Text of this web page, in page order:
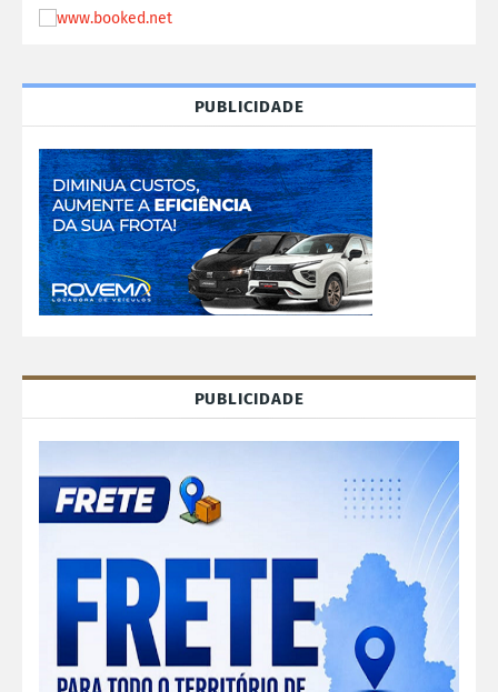
PUBLICIDADE
PUBLICIDADE